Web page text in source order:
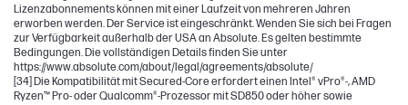
Lizenzabonnements können mit einer Laufzeit von mehreren Jahren
erworben werden. Der Service ist eingeschränkt. Wenden Sie sich bei Fragen
zur Verfügbarkeit außerhalb der USA an Absolute. Es gelten bestimmte
Bedingungen. Die vollständigen Details finden Sie unter
https://www.absolute.com/about/legal/agreements/absolute/
[34] Die Kompatibilität mit Secured-Core erfordert einen Intel® vPro®-, AMD
Ryzen™ Pro- oder Qualcomm®-Prozessor mit SD850 oder höher sowie